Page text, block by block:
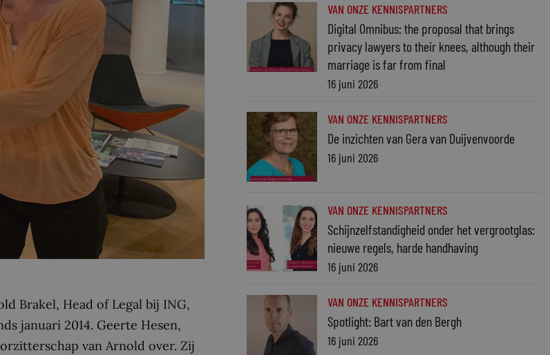
Brakel, Head of Legal bij ING,
januari 2014. Geerte Hesen,
van Arnold over. Zij
VAN ONZE KENNISPARTNERS
Digital Omnibus: the proposal that brings
privacy lawyers to their knees, although their
marriage is far from final
16 juni 2026
VAN ONZE KENNISPARTNERS
De inzichten van Gera van Duijvenvoorde
16 juni 2026
VAN ONZE KENNISPARTNERS
Schijnzelfstandigheid onder het vergrootglas:
nieuwe regels, harde handhaving
16 juni 2026
VAN ONZE KENNISPARTNERS
Spotlight: Bart van den Bergh
16 juni 2026